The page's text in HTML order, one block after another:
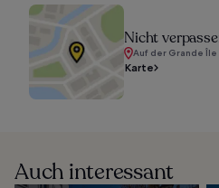
Nicht
Auf der Grande Île
Karte
Auch interessant